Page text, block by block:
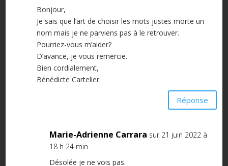
Bonjour,
Je sais que l’art de choisir les mots justes morte un
nom mais je ne parviens pas à le retrouver.
Pourriez-vous m’aider?
D’avance, je vous remercie.
Bien cordialement,
Bénédicte Cartelier
Réponse
Marie-Adrienne Carrara sur 21 juin 2022 à
18 h 24 min
Désolée je ne vois pas.